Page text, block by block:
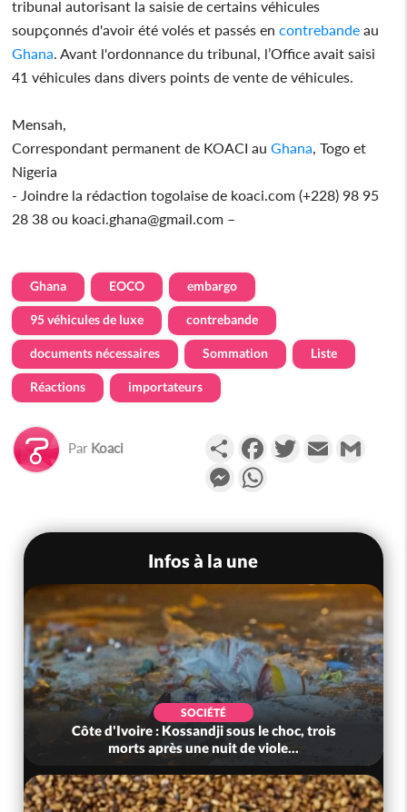
tribunal autorisant la saisie de certains véhicules
soupçonnés d'avoir été volés et passés en contrebande au
Ghana. Avant l'ordonnance du tribunal, l’Office avait saisi
41 véhicules dans divers points de vente de véhicules.
Mensah,
Correspondant permanent de KOACI auGhana, Togo et
Nigeria
- Joindre la rédaction togolaise de koaci.com (+228) 98 95
28 38 ou koaci.ghana@gmail.com –
Ghana EOCO embargo
95 véhicules de luxe contrebande
documents nécessaires Sommation Liste
Réactions importateurs
Par Koaci PartagerFacebookTwitterEmail
Messenger
Infos à la une
SOCIÉTÉ
Côte d'Ivoire : Kossandji sous le choc, trois
morts après une nuit de viole...